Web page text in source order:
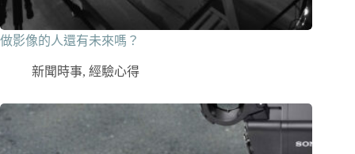
做影像的人還有未來嗎？
新聞時事, 經驗心得